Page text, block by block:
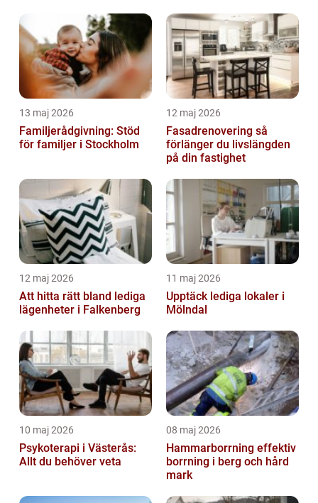
13 maj 2026
Familjerådgivning: Stöd
för familjer i Stockholm
12 maj 2026
Fasadrenovering så
förlänger du livslängden
på din fastighet
12 maj 2026
Att hitta rätt bland lediga
lägenheter i Falkenberg
11 maj 2026
Upptäck lediga lokaler i
Mölndal
10 maj 2026
Psykoterapi i Västerås:
Allt du behöver veta
08 maj 2026
Hammarborrning effektiv
borrning i berg och hård
mark